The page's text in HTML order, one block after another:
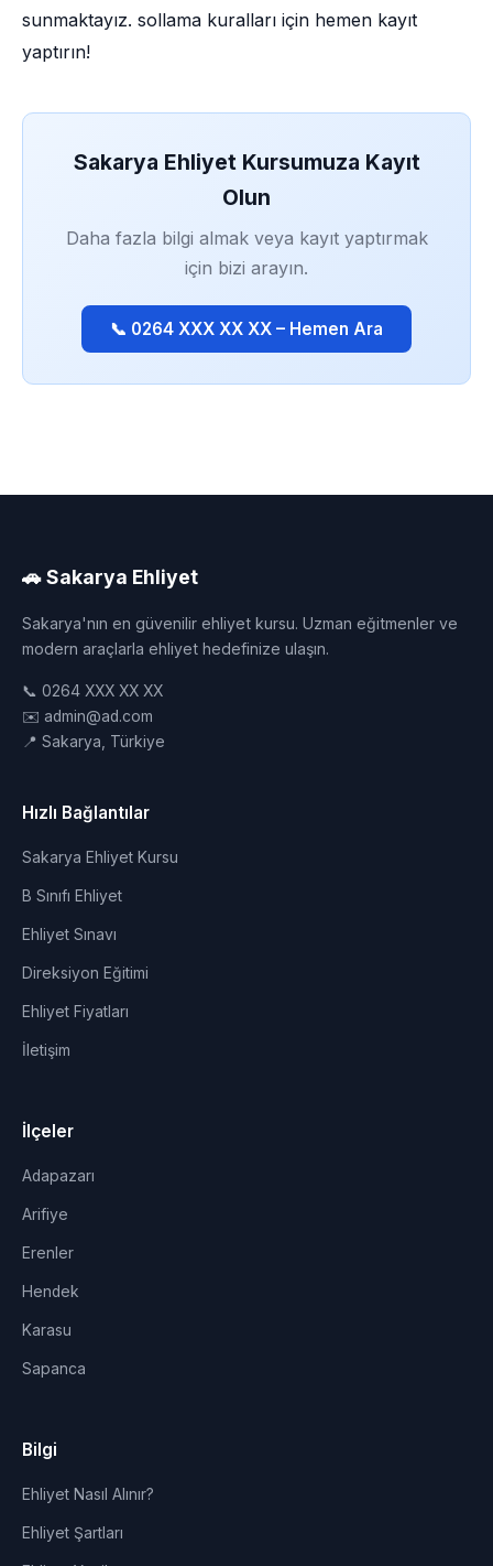
sunmaktayız. sollama kuralları için hemen kayıt
yaptırın!
Sakarya Ehliyet Kursumuza Kayıt
Olun
Daha fazla bilgi almak veya kayıt yaptırmak
için bizi arayın.
📞 0264 XXX XX XX – Hemen Ara
🚗 Sakarya Ehliyet
Sakarya'nın en güvenilir ehliyet kursu. Uzman eğitmenler ve
modern araçlarla ehliyet hedefinize ulaşın.
📞 0264 XXX XX XX
✉️ admin@ad.com
📍 Sakarya, Türkiye
Hızlı Bağlantılar
Sakarya Ehliyet Kursu
B Sınıfı Ehliyet
Ehliyet Sınavı
Direksiyon Eğitimi
Ehliyet Fiyatları
İletişim
İlçeler
Adapazarı
Arifiye
Erenler
Hendek
Karasu
Sapanca
Bilgi
Ehliyet Nasıl Alınır?
Ehliyet Şartları